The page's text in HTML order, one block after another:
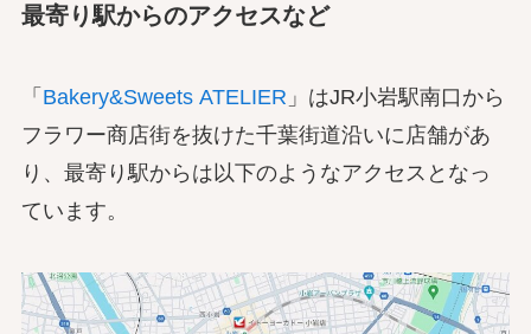
最寄り駅からのアクセスなど
「 Bakery&Sweets ATELIER 」はJR小岩駅南口から
フラワー商店街を抜けた千葉街道沿いに店舗があ
り、最寄り駅からは以下のようなアクセスとなっ
ています。